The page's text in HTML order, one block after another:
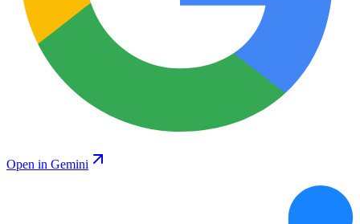
Open in Gemini